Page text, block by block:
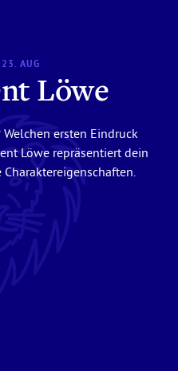
AUG
Löwe
ersten Eindruck
Löwe repräsentiert dein